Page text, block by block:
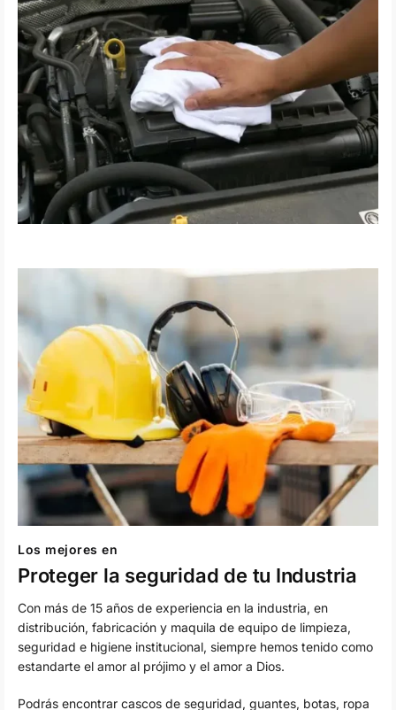
Los mejores en
Proteger la seguridad de tu Industria
Con más de 15 años de experiencia en la industria, en
distribución, fabricación y maquila de equipo de limpieza,
seguridad e higiene institucional, siempre hemos tenido como
estandarte el amor al prójimo y el amor a Dios.
Podrás encontrar cascos de seguridad, guantes, botas, ropa